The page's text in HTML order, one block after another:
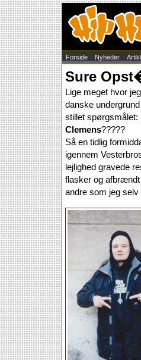
Forside Nyheder
Sure
Lige meget hvor
danske
stillet
Clemens?????
Så en tidlig
igennem
lejlighed gravede
flasker og
andre som jeg